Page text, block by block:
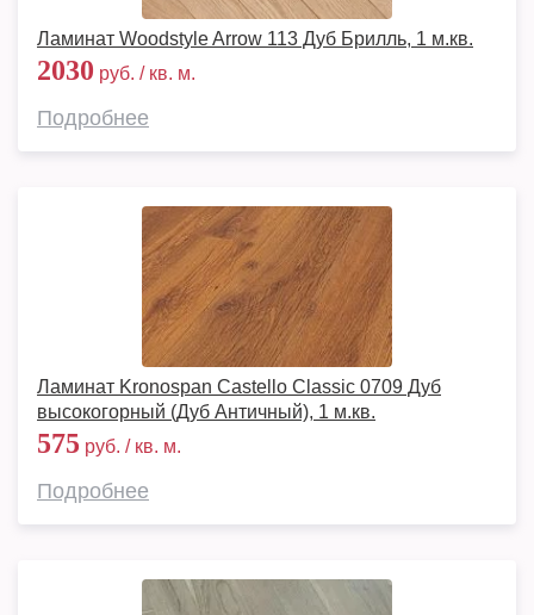
Ламинат Woodstyle Arrow 113 Дуб Брилль, 1 м.кв.
2030 руб. / кв. м.
Подробнее
Ламинат Kronospan Castello Classic 0709 Дуб
высокогорный (Дуб Античный), 1 м.кв.
575 руб. / кв. м.
Подробнее